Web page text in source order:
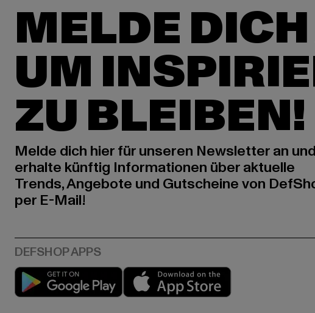
MELDE
UM
ZU BLEIBEN!
Melde dich hier für unseren Newsletter an und
erhalte künftig Informationen über aktuelle
Trends, Angebote und Gutscheine von
per E-Mail!
Play market